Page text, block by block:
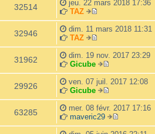
g
e
s
s
g
e
r
m
s
g
e
n
i
r
m
s
s
g
e
d
e
n
i
e
r
m
e
s
s
a
g
r
l
d
e
r
n
i
e
r
m
e
s
32514
jeu. 22 mars 2018 17:36
TAZ
V
o
r
l
e
d
e
r
n
i
e
r
32946
dim. 11 mars 2018 11:31
TAZ
V
o
i
r
l
e
d
e
r
n
31962
dim. 19 nov. 2017 23:29
Gicube
V
o
r
l
e
d
29926
ven. 07 juil. 2017 12:08
Gicube
V
o
i
r
63285
mer. 08 févr. 2017 17:16
maveric29
V